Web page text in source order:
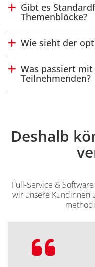
Antwort
Gibt es
Themenblöcke?
Antwort
Wie sieht der
Antwort
Was passiert
Teilnehmenden?
Deshalb
Full-Service &
wir unsere Kundinnen